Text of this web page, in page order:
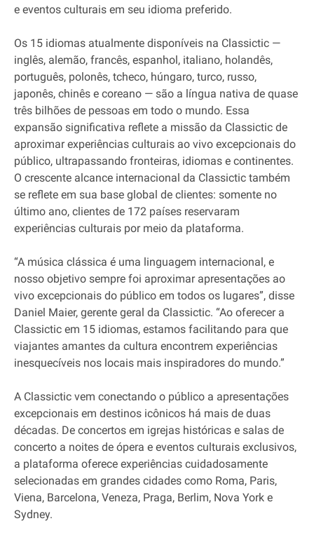
e eventos culturais em seu idioma preferido.
Os 15 idiomas atualmente disponíveis na Classictic —
inglês, alemão, francês, espanhol, italiano, holandês,
português, polonês, tcheco, húngaro, turco, russo,
japonês, chinês e coreano — são a língua nativa de quase
três bilhões de pessoas em todo o mundo. Essa
expansão significativa reflete a missão da Classictic de
aproximar experiências culturais ao vivo excepcionais do
público, ultrapassando fronteiras, idiomas e continentes.
O crescente alcance internacional da Classictic também
se reflete em sua base global de clientes: somente no
último ano, clientes de 172 países reservaram
experiências culturais por meio da plataforma.
“A música clássica é uma linguagem internacional, e
nosso objetivo sempre foi aproximar apresentações ao
vivo excepcionais do público em todos os lugares”, disse
Daniel Maier, gerente geral da Classictic. “Ao oferecer a
Classictic em 15 idiomas, estamos facilitando para que
viajantes amantes da cultura encontrem experiências
inesquecíveis nos locais mais inspiradores do mundo.”
A Classictic vem conectando o público a apresentações
excepcionais em destinos icônicos há mais de duas
décadas. De concertos em igrejas históricas e salas de
concerto a noites de ópera e eventos culturais exclusivos,
a plataforma oferece experiências cuidadosamente
selecionadas em grandes cidades como Roma, Paris,
Viena, Barcelona, Veneza, Praga, Berlim, Nova York e
Sydney.